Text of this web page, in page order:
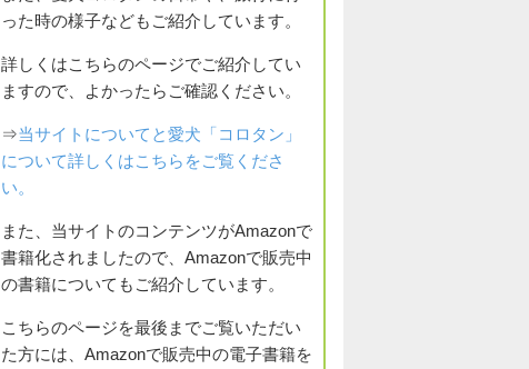
った時の様子などもご紹介しています。
詳しくはこちらのページでご紹介してい
ますので、よかったらご確認ください。
⇒当サイトについてと愛犬「コロタン」
について詳しくはこちらをご覧くださ
い。
また、当サイトのコンテンツがAmazonで
書籍化されましたので、Amazonで販売中
の書籍についてもご紹介しています。
こちらのページを最後までご覧いただい
た方には、Amazonで販売中の電子書籍を